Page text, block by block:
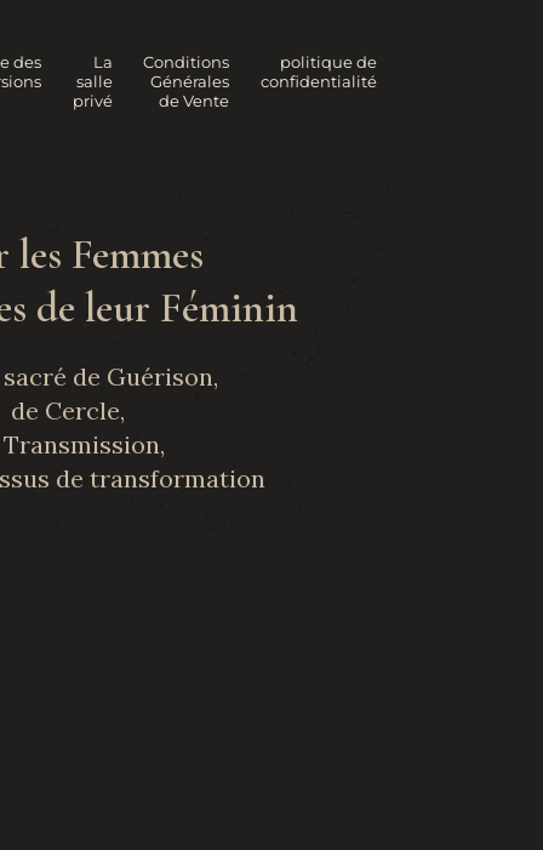
des
La
salle
privé
Conditions
Générales
de Vente
politique de
confidentialité
les Femmes
de leur Féminin
de Guérison,
de Cercle,
de transformation